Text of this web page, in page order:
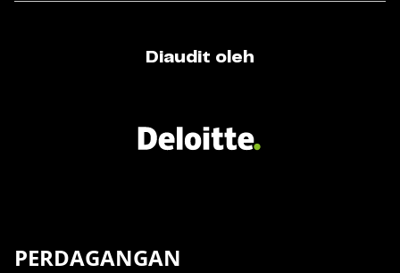
Diaudit oleh
PERDAGANGAN